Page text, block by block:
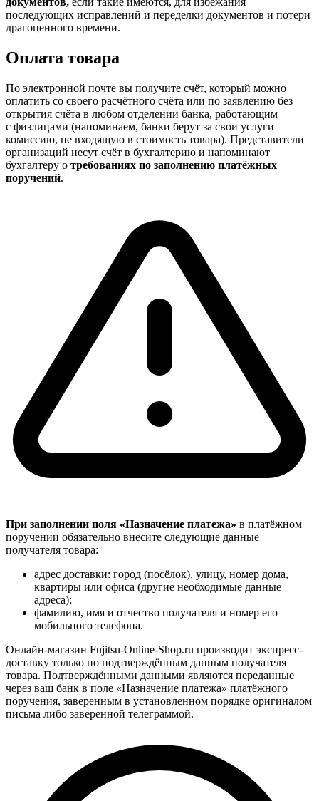
последующих исправлений и переделки документов и потери
драгоценного времени.
Оплата товара
По электронной почте вы получите счёт, который можно
оплатить со своего расчётного счёта или по заявлению без
открытия счёта в любом отделении банка, работающим
с физлицами (напоминаем, банки берут за свои услуги
комиссию, не входящую в стоимость товара). Представители
организаций несут счёт в бухгалтерию и напоминают
бухгалтеру о требованиях по заполнению платёжных
поручений.
При заполнении поля «Назначение платежа» в платёжном
поручении обязательно внесите следующие данные
получателя товара:
адрес доставки: город (посёлок), улицу, номер дома,
квартиры или офиса (другие необходимые данные
адреса);
фамилию, имя и отчество получателя и номер его
мобильного телефона.
Онлайн-магазин Fujitsu-Online-Shop.ru производит экспресс-
доставку только по подтверждённым данным получателя
товара. Подтверждёнными данными являются переданные
через ваш банк в поле «Назначение платежа» платёжного
поручения, заверенным в установленном порядке оригиналом
письма либо заверенной телеграммой.